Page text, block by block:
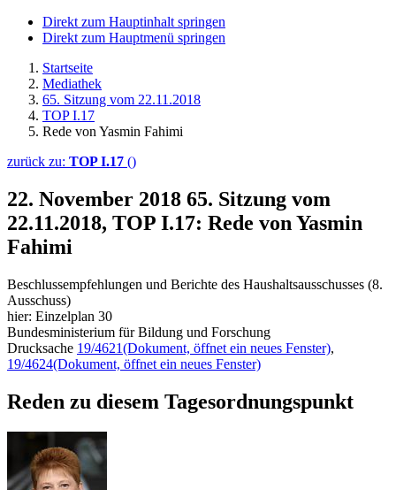
Direkt zum Hauptinhalt springen
Direkt zum Hauptmenü springen
Startseite
Mediathek
65. Sitzung vom 22.11.2018
TOP I.17
Rede von Yasmin Fahimi
zurück zu: TOP I.17 ()
22. November 2018 65. Sitzung vom
22.11.2018, TOP I.17: Rede von Yasmin
Fahimi
Beschlussempfehlungen und Berichte des Haushaltsausschusses (8.
Ausschuss)
hier: Einzelplan 30
Bundesministerium für Bildung und Forschung
Drucksache 19/4621(Dokument, öffnet ein neues Fenster),
19/4624(Dokument, öffnet ein neues Fenster)
Reden zu diesem Tagesordnungspunkt